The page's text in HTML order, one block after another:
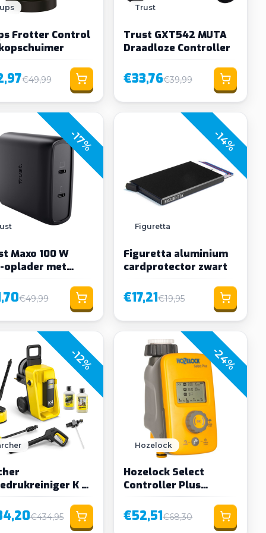
€49,99
Trust
Trust GXT542 MUTA
Draadloze Controller
€33,76€39,99
-17%
Maxo 100 W
oplader met
USB-C-poorten
€49,99
-14%
Figuretta
Figuretta aluminium
cardprotector zwart
€17,21€19,95
-12%
K 4
Premium
€434,95
-24%
Hozelock
Hozelock Select
Controller Plus
watercomputer
€52,51€68,30